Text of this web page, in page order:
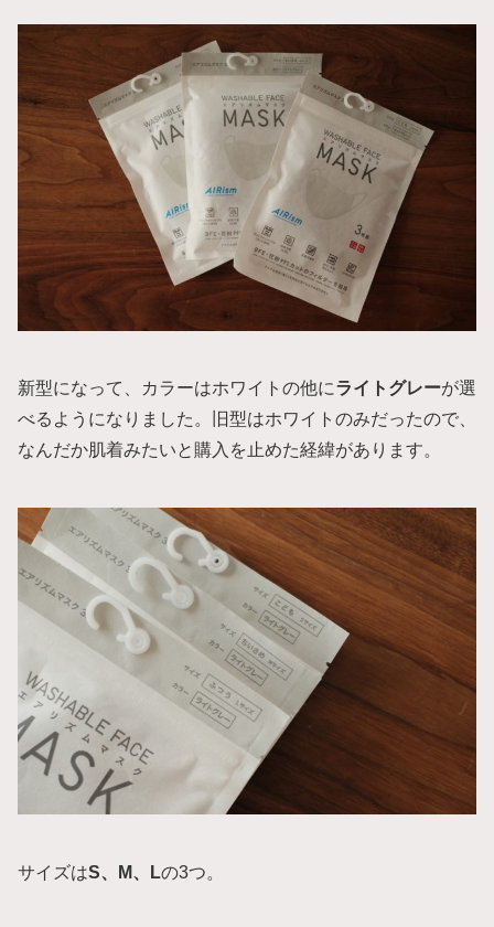
新型になって、カラーはホワイトの他にライトグレーが選
べるようになりました。旧型はホワイトのみだったので、
なんだか肌着みたいと購入を止めた経緯があります。
サイズはS、M、Lの3つ。